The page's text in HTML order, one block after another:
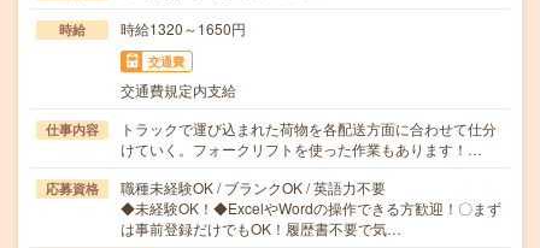
時給 時給1320～1650円
交通費
交通費規定内支給
仕事内容
トラックで運び込まれた荷物を各配送方面に合わせて仕分
けていく。フォークリフトを使った作業もあります！…
応募資格
職種未経験OK / ブランクOK / 英語力不要
◆未経験OK！◆ExcelやWordの操作できる方歓迎！〇まず
は事前登録だけでもOK！履歴書不要で気…